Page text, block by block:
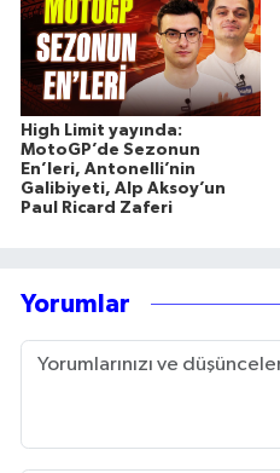
High Limit yayında:
MotoGP’de Sezonun
En’leri, Antonelli’nin
Galibiyeti, Alp Aksoy’un
Paul Ricard Zaferi
Yorumlar